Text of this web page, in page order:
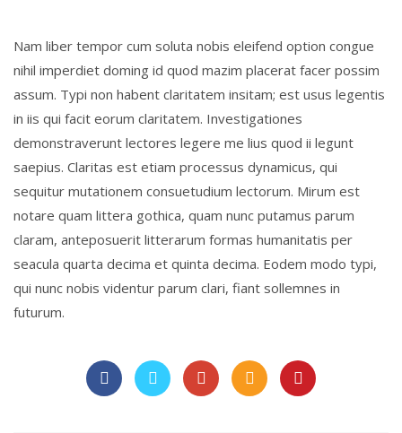
Nam liber tempor cum soluta nobis eleifend option congue
nihil imperdiet doming id quod mazim placerat facer possim
assum. Typi non habent claritatem insitam; est usus legentis
in iis qui facit eorum claritatem. Investigationes
demonstraverunt lectores legere me lius quod ii legunt
saepius. Claritas est etiam processus dynamicus, qui
sequitur mutationem consuetudium lectorum. Mirum est
notare quam littera gothica, quam nunc putamus parum
claram, anteposuerit litterarum formas humanitatis per
seacula quarta decima et quinta decima. Eodem modo typi,
qui nunc nobis videntur parum clari, fiant sollemnes in
futurum.